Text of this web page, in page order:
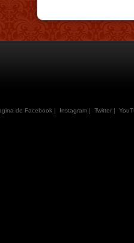
de Facebook| Instagram| Twitter|